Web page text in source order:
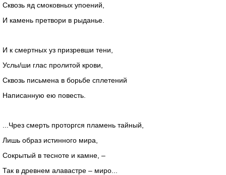
Сквозь яд смоковных упоений,
И камень претвори в рыданье.
И к смертных уз призревши тени,
Услы/ши глас пролитой крови,
Сквозь письмена в борьбе сплетений
Написанную ею повесть.
...Чрез смерть проторгся пламень тайный,
Лишь образ истинного мира,
Сокрытый в тесноте и камне, –
Так в древнем алавастре – миро...